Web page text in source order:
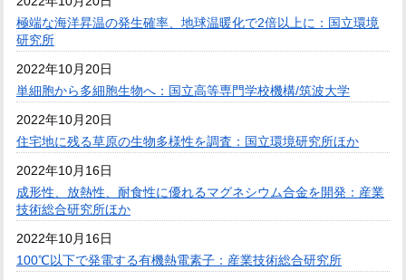
極端な海洋昇温の発生確率、地球温暖化で2倍以上に：国立環境
研究所
2022年10月20日
単細胞から多細胞生物へ：国立高等専門学校機構/筑波大学
2022年10月20日
住宅地に残る草原の生物多様性を調査：国立環境研究所ほか
2022年10月16日
成形性、放熱性、耐食性に優れるマグネシウム合金を開発：産業
技術総合研究所ほか
2022年10月16日
100℃以下で発電する有機熱電素子：産業技術総合研究所